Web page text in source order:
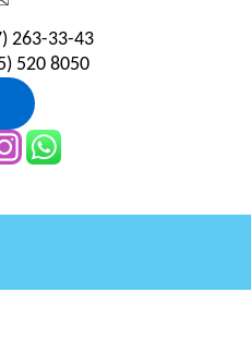
263-33-43
520 8050